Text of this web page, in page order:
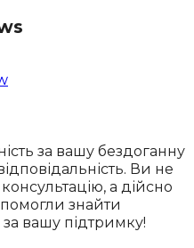
за вашу бездоганну
Ви не
а дійсно
знайти
вашу підтримку!